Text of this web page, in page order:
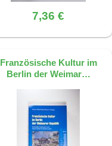
7,36 €
Französische Kultur im
Berlin der Weimar…